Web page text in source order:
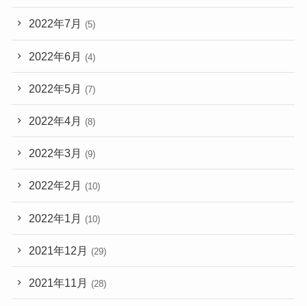
2022年7月 (5)
2022年6月 (4)
2022年5月 (7)
2022年4月 (8)
2022年3月 (9)
2022年2月 (10)
2022年1月 (10)
2021年12月 (29)
2021年11月 (28)